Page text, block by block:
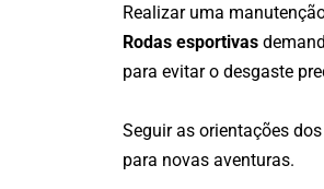
Realizar uma
Rodas esportivas
para evitar o desgaste
Seguir as orientações
para novas aventuras.